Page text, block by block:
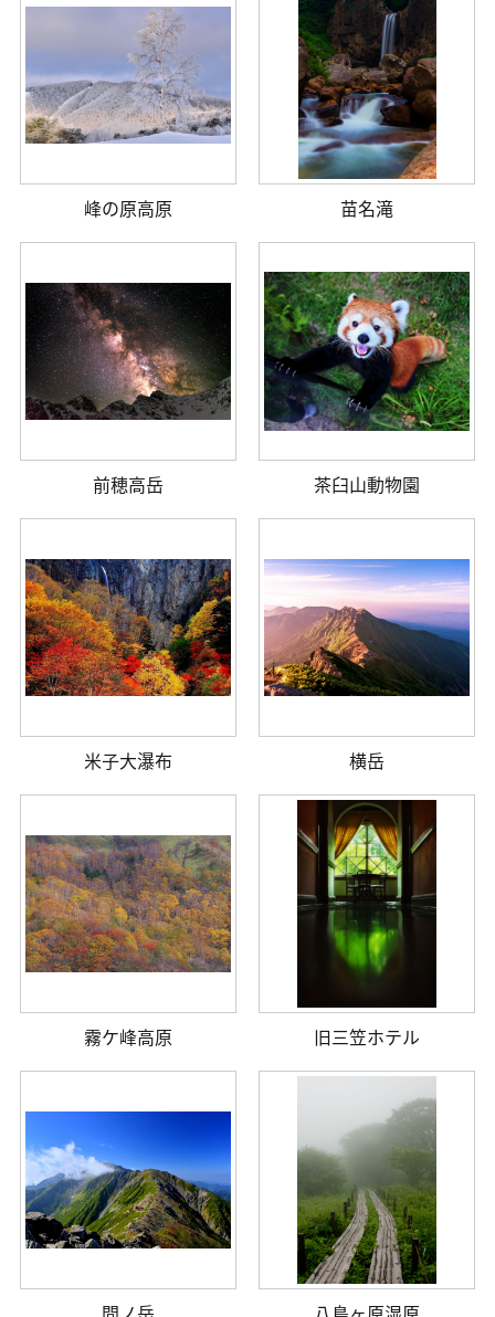
峰の原高原 苗名滝
前穂高岳 茶臼山動物園
米子大瀑布 横岳
霧ケ峰高原 旧三笠ホテル